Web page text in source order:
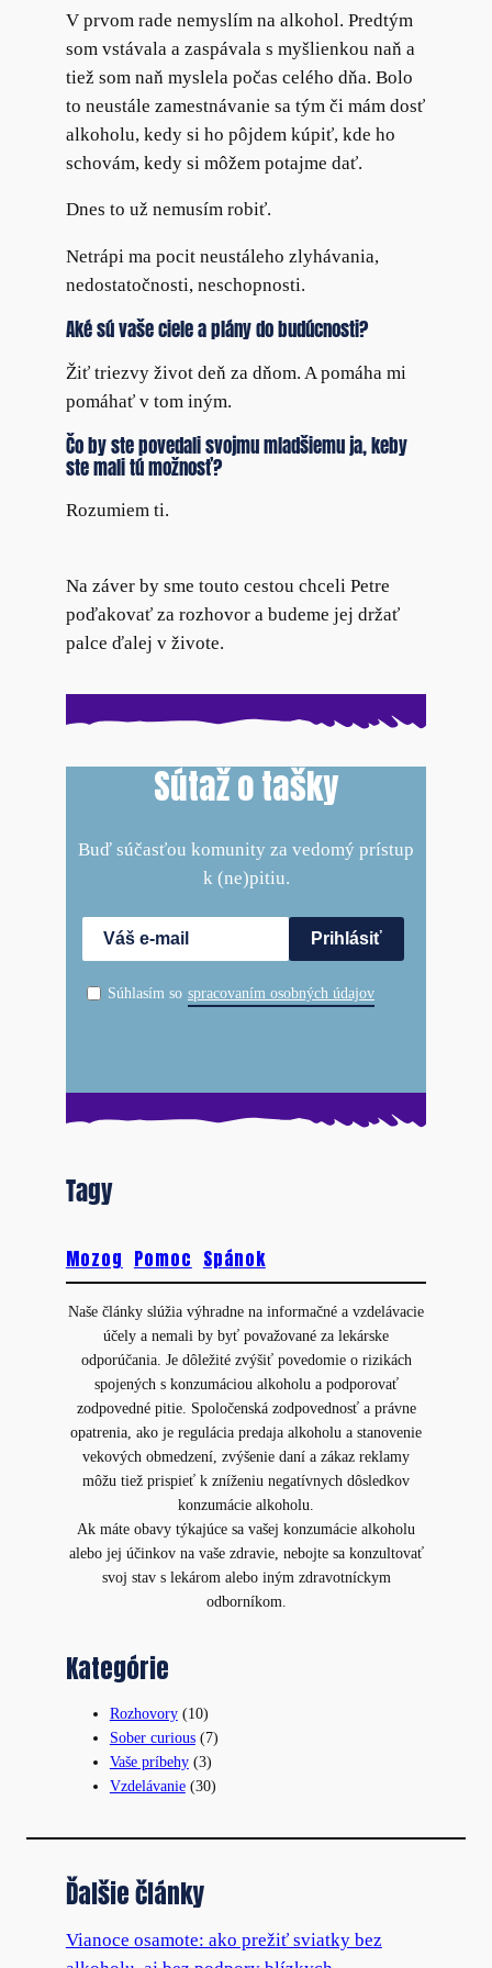
V prvom rade nemyslím na alkohol. Predtým
som vstávala a zaspávala s myšlienkou naň a
tiež som naň myslela počas celého dňa. Bolo
to neustále zamestnávanie sa tým či mám dosť
alkoholu, kedy si ho pôjdem kúpiť, kde ho
schovám, kedy si môžem potajme dať.
Dnes to už nemusím robiť.
Netrápi ma pocit neustáleho zlyhávania,
nedostatočnosti, neschopnosti.
Aké sú vaše ciele a plány do budúcnosti?
Žiť triezvy život deň za dňom. A pomáha mi
pomáhať v tom iným.
Čo by ste povedali svojmu mladšiemu ja, keby
ste mali tú možnosť?
Rozumiem ti.
Na záver by sme touto cestou chceli Petre
poďakovať za rozhovor a budeme jej držať
palce ďalej v živote.
Sútaž o tašky
Buď súčasťou komunity za vedomý prístup
k (ne)pitiu.
Prihlásiť
Súhlasím so spracovaním osobných údajov
Tagy
Mozog Pomoc Spánok
Naše články slúžia výhradne na informačné a vzdelávacie
účely a nemali by byť považované za lekárske
odporúčania. Je dôležité zvýšiť povedomie o rizikách
spojených s konzumáciou alkoholu a podporovať
zodpovedné pitie. Spoločenská zodpovednosť a právne
opatrenia, ako je regulácia predaja alkoholu a stanovenie
vekových obmedzení, zvýšenie daní a zákaz reklamy
môžu tiež prispieť k zníženiu negatívnych dôsledkov
konzumácie alkoholu.
Ak máte obavy týkajúce sa vašej konzumácie alkoholu
alebo jej účinkov na vaše zdravie, nebojte sa konzultovať
svoj stav s lekárom alebo iným zdravotníckym
odborníkom.
Kategórie
Rozhovory(10)
Sober curious(7)
Vaše príbehy(3)
Vzdelávanie(30)
Ďalšie články
Vianoce osamote: ako prežiť sviatky bez